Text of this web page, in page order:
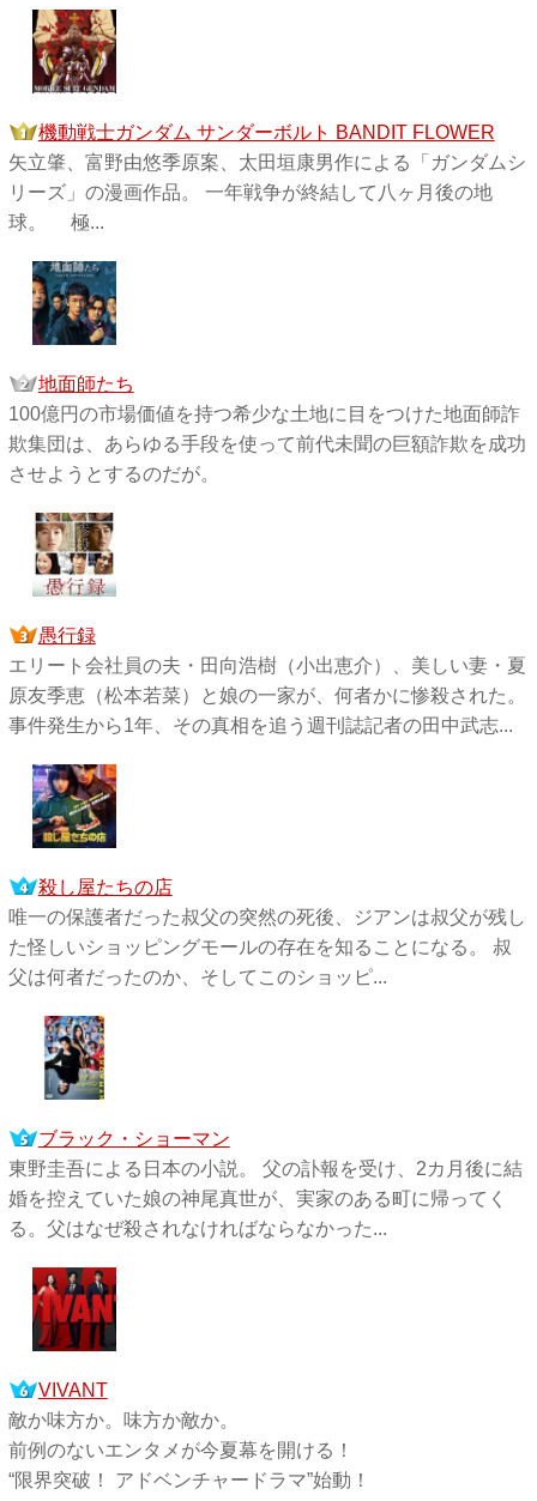
機動戦士ガンダム サンダーボルト BANDIT FLOWER
矢立肇、富野由悠季原案、太田垣康男作による「ガンダムシ
リーズ」の漫画作品。 一年戦争が終結して八ヶ月後の地
球。 極...
地面師たち
100億円の市場価値を持つ希少な土地に目をつけた地面師詐
欺集団は、あらゆる手段を使って前代未聞の巨額詐欺を成功
させようとするのだが。
愚行録
エリート会社員の夫・田向浩樹（小出恵介）、美しい妻・夏
原友季恵（松本若菜）と娘の一家が、何者かに惨殺された。
事件発生から1年、その真相を追う週刊誌記者の田中武志...
殺し屋たちの店
唯一の保護者だった叔父の突然の死後、ジアンは叔父が残し
た怪しいショッピングモールの存在を知ることになる。 叔
父は何者だったのか、そしてこのショッピ...
ブラック・ショーマン
東野圭吾による日本の小説。 父の訃報を受け、2カ月後に結
婚を控えていた娘の神尾真世が、実家のある町に帰ってく
る。父はなぜ殺されなければならなかった...
VIVANT
敵か味方か。味方か敵か。
前例のないエンタメが今夏幕を開ける！
“限界突破！ アドベンチャードラマ”始動！